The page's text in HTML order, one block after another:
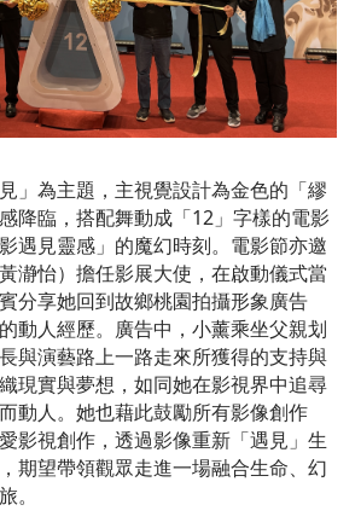
」為主題，主視覺設計為金色的「繆
降臨，搭配舞動成「12」字樣的電影
遇見靈感」的魔幻時刻。電影節亦邀
瀞怡）擔任影展大使，在啟動儀式當
分享她回到故鄉桃園拍攝形象廣告
動人經歷。廣告中，小薰乘坐父親划
與演藝路上一路走來所獲得的支持與
現實與夢想，如同她在影視界中追尋
動人。她也藉此鼓勵所有影像創作
影視創作，透過影像重新「遇見」生
期望帶領觀眾走進一場融合生命、幻
。